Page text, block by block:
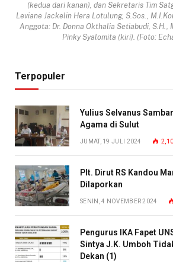
(kedua dari kanan), dan Sekretaris Tim
Leviane Jackelin Hera Lotulung, S.Sos.,
Anggota: Dr. Donna Okthalia Setiabudi, S.H.,
Pinky Syalomita (kiri). (Foto:
Terpopuler
Yulius Selvanus
Agama di Sulut
JUMAT, 19 JULI 2024
Plt. Dirut RS Kandou
Dilaporkan
SENIN, 4 NOVEMBER 2024
Pengurus IKA Fapet
Sintya J.K. Umboh
Dekan (1)